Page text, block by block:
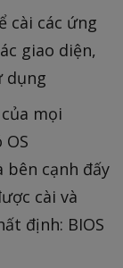
cài các ứng
giao diện,
dụng
mọi
bên cạnh đấy
cài và
định: BIOS